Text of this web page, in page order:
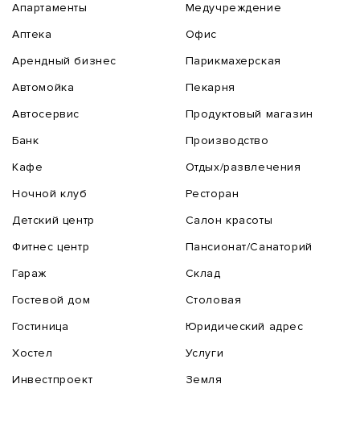
Апартаменты
Аптека
Арендный бизнес
Автомойка
Автосервис
Банк
Кафе
Ночной клуб
Детский центр
Фитнес центр
Гараж
Гостевой дом
Гостиница
Хостел
Инвестпроект
Медучреждение
Офис
Парикмахерская
Пекарня
Продуктовый магазин
Производство
Отдых/развлечения
Ресторан
Салон красоты
Пансионат/Санаторий
Склад
Столовая
Юридический адрес
Услуги
Земля